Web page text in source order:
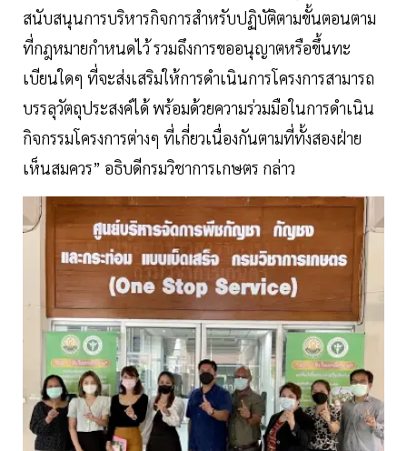
สนับสนุนการบริหารกิจการสำหรับปฏิบัติตามขั้นตอนตาม
ที่กฎหมายกำหนดไว้ รวมถึงการขออนุญาตหรือขึ้นทะ
เบียนใดๆ ที่จะส่งเสริมให้การดำเนินการโครงการสามารถ
บรรลุวัตถุประสงค์ได้ พร้อมด้วยความร่วมมือในการดำเนิน
กิจกรรมโครงการต่างๆ ที่เกี่ยวเนื่องกันตามที่ทั้งสองฝ่าย
เห็นสมควร” อธิบดีกรมวิชาการเกษตร กล่าว